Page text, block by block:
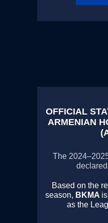
OFFICIAL
ARMENIAN
The
Based on the
season, BKMA
as the